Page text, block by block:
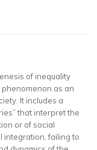
of inequality
as an
It includes a
that interpret the
or of social
integration, failing to